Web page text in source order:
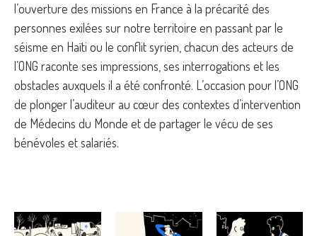
l’ouverture des missions en France à la précarité des
personnes exilées sur notre territoire en passant par le
séisme en Haïti ou le conflit syrien, chacun des acteurs de
l’ONG raconte ses impressions, ses interrogations et les
obstacles auxquels il a été confronté. L’occasion pour l’ONG
de plonger l’auditeur au cœur des contextes d’intervention
de Médecins du Monde et de partager le vécu de ses
bénévoles et salariés.